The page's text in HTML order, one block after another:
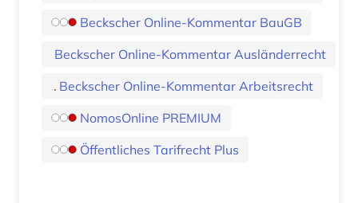
Beckscher Online-Kommentar BauGB
Beckscher Online-Kommentar Ausländerrecht
Beckscher Online-Kommentar Arbeitsrecht
NomosOnline PREMIUM
Öffentliches Tarifrecht Plus